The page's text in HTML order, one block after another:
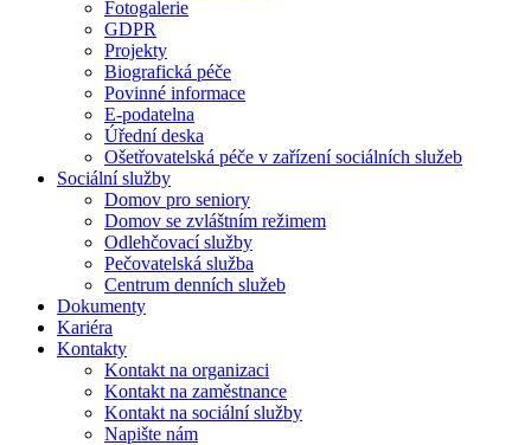
Fotogalerie
GDPR
Projekty
Biografická péče
Povinné informace
E-podatelna
Úřední deska
Ošetřovatelská péče v zařízení sociálních služeb
Sociální služby
Domov pro seniory
Domov se zvláštním režimem
Odlehčovací služby
Pečovatelská služba
Centrum denních služeb
Dokumenty
Kariéra
Kontakty
Kontakt na organizaci
Kontakt na zaměstnance
Kontakt na sociální služby
Napište nám